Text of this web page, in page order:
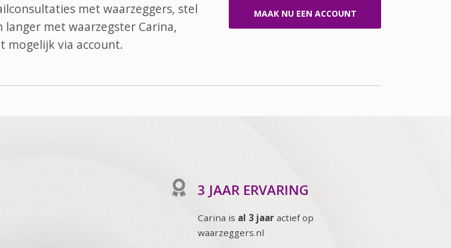
met waarzeggers, stel
met waarzegster Carina,
mogelijk via account.
MAAK NU EEN ACCOUNT
3 JAAR ERVARING
Carina is al 3 jaar actief op
waarzeggers.nl